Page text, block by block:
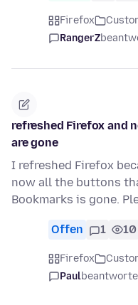
Firefox
RangerZ
refreshed Firefox and
are gone
I refreshed Firefox
now all the buttons
Bookmarks is gone.
Offen 1 10
Firefox
Paul